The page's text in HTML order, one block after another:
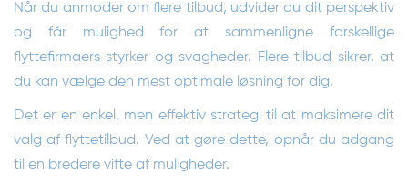
Når du anmoder om flere tilbud, udvider du dit perspektiv
og får mulighed for at sammenligne forskellige
flyttefirmaers styrker og svagheder. Flere tilbud sikrer, at
du kan vælge den mest optimale løsning for dig.
Det er en enkel, men effektiv strategi til at maksimere dit
valg af flyttetilbud. Ved at gøre dette, opnår du adgang
til en bredere vifte af muligheder.